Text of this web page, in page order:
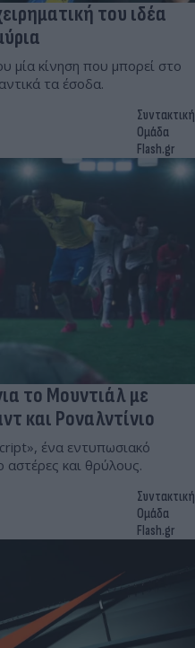
του ιδέα
μία κίνηση που μπορεί στο
τα έσοδα.
Συντακτική
Ομάδα
Flash.gr
το Μουντιάλ με
και Ροναλντίνιο
ένα εντυπωσιακό
και θρύλους.
Συντακτική
Ομάδα
Flash.gr